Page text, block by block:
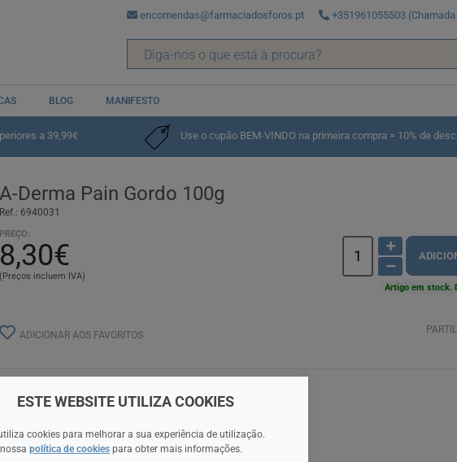
encomendas@farmaciadosforos.pt +351961055503
BLOG MANIFESTO
a 39,99€ Use o cupão BEM-VINDO na primeira compra = 10% de
A-Derma Pain Gordo 100g
Ref.: 6940031
PREÇO:
8,30€
(Preços incluem IVA)
Artigo em stock.
ADICIONAR AOS FAVORITOS
ESTE WEBSITE UTILIZA COOKIES
cookies para melhorar a sua experiência de utilização.
política de cookies para obter mais informações.